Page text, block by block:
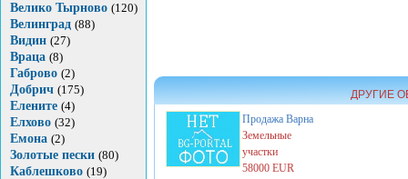
Велико Тырново (120)
Велинград (88)
Видин (27)
Враца (8)
Габрово (2)
Добрич (175)
Елените (4)
Елхово (32)
Емона (2)
Золотые пески (80)
Каблешково (19)
ДРУГИЕ
Продажа Варна
Земельные
участки
58000 EUR